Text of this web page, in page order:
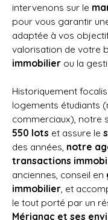
intervenons sur le
pour vous garantir
adaptée à vos
valorisation de votre
immobilier ou la
Historiquement
logements étudiants
commerciaux), notre
550 lots et assure le
des années, notre
transactions
anciennes, conseil en
immobilier, et
le tout porté par un
Mérignac et ses